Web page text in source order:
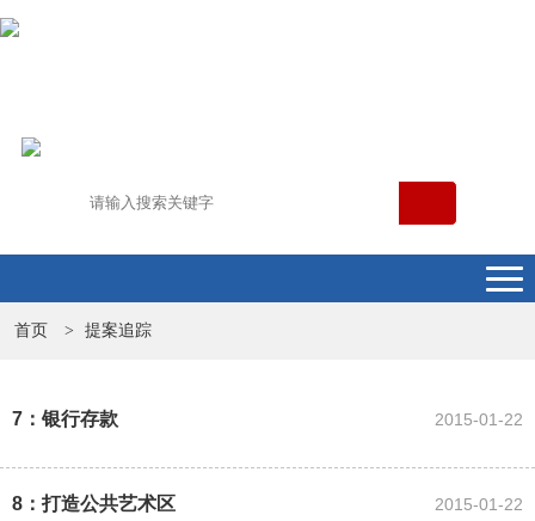
首页 > 提案追踪
7：银行存款 2015-01-22
8：打造公共艺术区 2015-01-22